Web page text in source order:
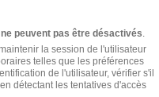
ne peuvent pas être désactivés
la session de l'utilisateur
telles que les préférences
de l'utilisateur, vérifier s'il
détectant les tentatives d'accès